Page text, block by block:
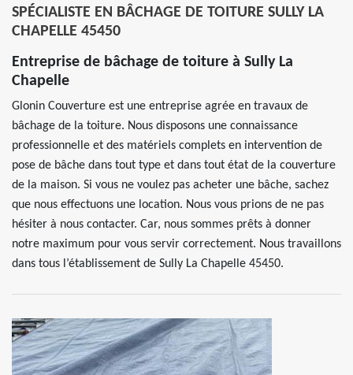
SPÉCIALISTE EN BÂCHAGE DE TOITURE SULLY LA
CHAPELLE 45450
Entreprise de bâchage de toiture à Sully La
Chapelle
Glonin Couverture est une entreprise agrée en travaux de
bâchage de la toiture. Nous disposons une connaissance
professionnelle et des matériels complets en intervention de
pose de bâche dans tout type et dans tout état de la couverture
de la maison. Si vous ne voulez pas acheter une bâche, sachez
que nous effectuons une location. Nous vous prions de ne pas
hésiter à nous contacter. Car, nous sommes prêts à donner
notre maximum pour vous servir correctement. Nous travaillons
dans tous l’établissement de Sully La Chapelle 45450.